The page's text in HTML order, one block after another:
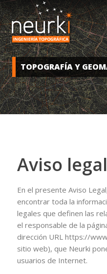
TOPOGRAFÍA Y
Aviso legal
En el presente Aviso
encontrar toda la
legales que definen las
el responsable de la
dirección URL https://
sitio web), que Neurki
usuarios de Internet.